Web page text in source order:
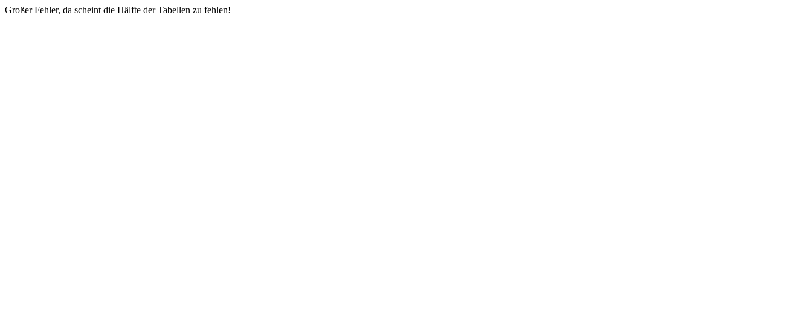
Großer Fehler, da scheint die Hälfte der Tabellen zu fehlen!